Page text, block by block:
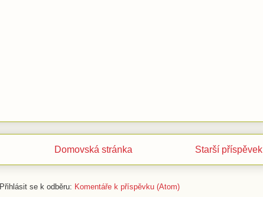
Starší příspěvek
Domovská stránka
Přihlásit se k odběru: Komentáře k příspěvku (Atom)